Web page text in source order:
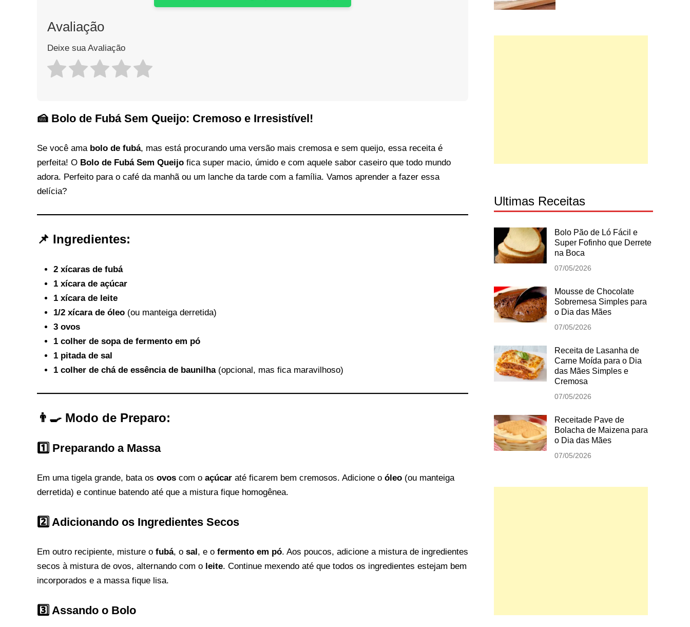
Avaliação
Deixe sua Avaliação
🍰 Bolo de Fubá Sem Queijo: Cremoso e Irresistível!
Se você ama bolo de fubá, mas está procurando uma versão mais cremosa e sem queijo, essa receita é
perfeita! O Bolo de Fubá Sem Queijo fica super macio, úmido e com aquele sabor caseiro que todo mundo
adora. Perfeito para o café da manhã ou um lanche da tarde com a família. Vamos aprender a fazer essa
delícia?
📌 Ingredientes:
2 xícaras de fubá
1 xícara de açúcar
1 xícara de leite
1/2 xícara de óleo (ou manteiga derretida)
3 ovos
1 colher de sopa de fermento em pó
1 pitada de sal
1 colher de chá de essência de baunilha(opcional, mas fica maravilhoso)
👨‍🍳 Modo de Preparo:
1️⃣ Preparando a Massa
Em uma tigela grande, bata os ovos com o açúcar até ficarem bem cremosos. Adicione o óleo (ou manteiga
derretida) e continue batendo até que a mistura fique homogênea.
2️⃣ Adicionando os Ingredientes Secos
Em outro recipiente, misture o fubá, o sal, e o fermento em pó. Aos poucos, adicione a mistura de ingredientes
secos à mistura de ovos, alternando com o leite. Continue mexendo até que todos os ingredientes estejam bem
incorporados e a massa fique lisa.
3️⃣ Assando o Bolo
Ultimas Receitas
Bolo Pão de Ló Fácil e
Super Fofinho que Derrete
na Boca
07/05/2026
Mousse de Chocolate
Sobremesa Simples para
o Dia das Mães
07/05/2026
Receita de Lasanha de
Carne Moída para o Dia
das Mães Simples e
Cremosa
07/05/2026
Receitade Pave de
Bolacha de Maizena para
o Dia das Mães
07/05/2026